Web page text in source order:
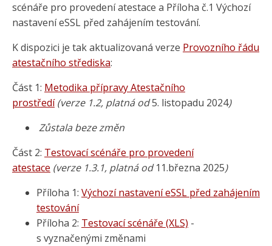
scénáře pro provedení atestace a Příloha č.1 Výchozí
nastavení eSSL před zahájením testování.
K dispozici je tak aktualizovaná verze Provozního řádu
atestačního střediska:
Část 1: Metodika přípravy Atestačního
prostředí (verze 1.2, platná od5. listopadu 2024)
Zůstala beze změn
Část 2: Testovací scénáře pro provedení
atestace (verze 1.3.1, platná od11.března 2025)
Příloha 1: Výchozí nastavení eSSL před zahájením
testování
Příloha 2: Testovací scénáře (XLS) -
s vyznačenými změnami